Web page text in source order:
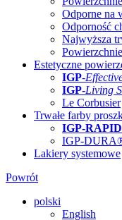
Odporne na
Odporność
Najwyższa
Estetyczne
IGP-
IGP-Living
Le Corbusier
Trwałe farby
IGP-
IGP-
Lakiery systemowe
Powrót
polski
English